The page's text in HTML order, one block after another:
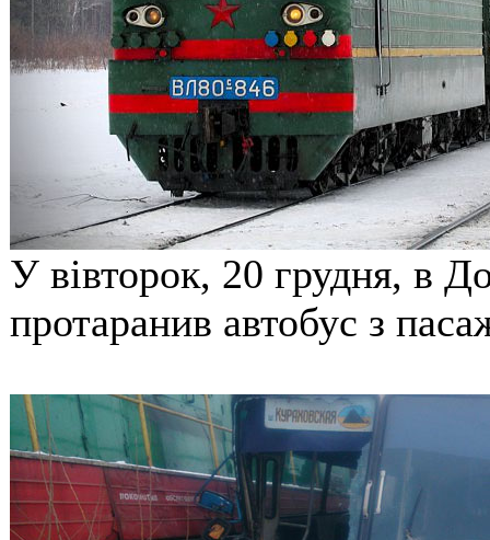
У вівторок, 20 грудня, в
протаранив автобус з